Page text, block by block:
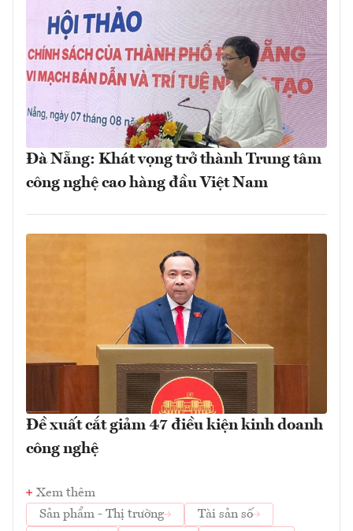
Đà Nẵng: Khát vọng trở thành Trung tâm
công nghệ cao hàng đầu Việt Nam
Đề xuất cắt giảm 47 điều kiện kinh doanh
công nghệ
Xem thêm
Sản phẩm - Thị trường
Tài sản số